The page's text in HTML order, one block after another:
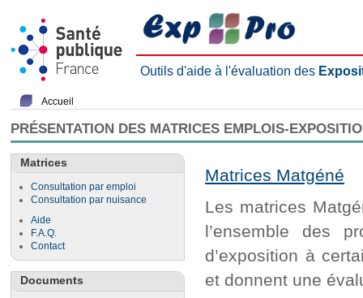
Outils d'aide à l'évaluation des
Accueil
PRÉSENTATION DES MATRICES EMPLOIS-
Matrices
Consultation par emploi
Consultation par nuisance
Aide
F.A.Q.
Contact
Documents
Matrices Matgéné
Les matrices
l’ensemble des
d’exposition à
et donnent une